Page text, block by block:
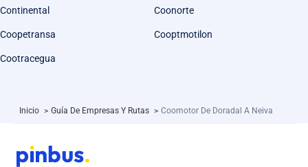
Continental Coonorte
Coopetransa Cooptmotilon
Cootracegua
Inicio > Guía De Empresas Y Rutas > Coomotor De Doradal A Neiva